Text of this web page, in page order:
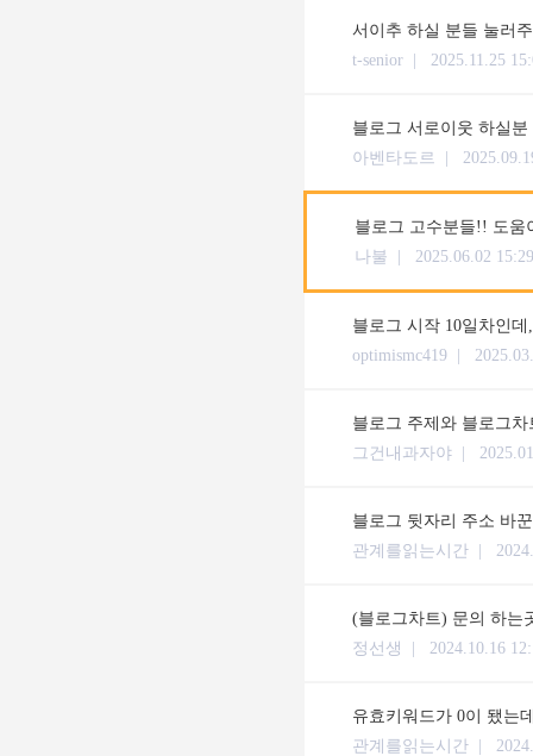
서이추 하실 분들 눌러
t-senior | 2025.11.25
블로그 서로이웃 하실분
아벤타도르 |
블로그 고수분들!! 도움
나불 | 2025.06.02 15:29
블로그 시작 10일차인
optimismc419 |
블로그 주제와 블로그
그건내과자야 |
블로그 뒷자리 주소 바
관계를읽는시간 |
(블로그차트) 문의 하는
정선생 | 2024.10.16
유효키워드가 0이 됐는
관계를읽는시간 |